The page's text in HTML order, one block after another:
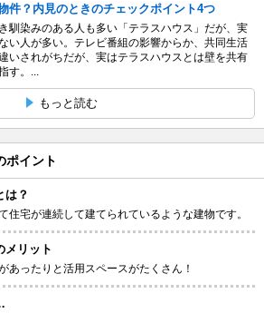
件？内見のときのチェックポイント4つ
馴染みのある人も多い「テラスハウス」だが、実
い人が多い。テレビ番組の影響からか、共同生活
いされがちだが、実はテラスハウスとは壁を共有
す。...
もっと読む
ポイント
は？
住宅が連続して建てられているような建物です。
メリット
あったりと活用スペースがたくさん！